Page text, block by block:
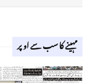
مہینے کا سب سے اوپر